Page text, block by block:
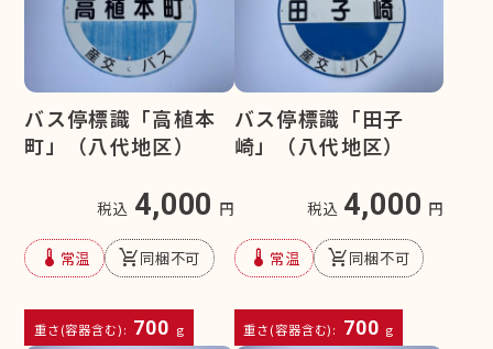
バス停標識「高植本
町」（八代地区）
税込 4,000 円
device_thermostat 常温 remove_shopping_cart同梱不可
重さ(容器含む): 700 g
バス停標識「田子
崎」（八代地区）
税込 4,000 円
device_thermostat 常温 remove_shopping_cart同梱不可
重さ(容器含む): 700 g